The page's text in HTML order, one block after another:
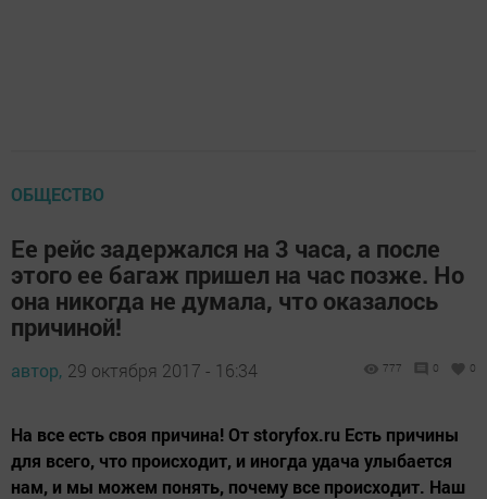
ОБЩЕСТВО
Ее рейс задержался на 3 часа, а после
этого ее багаж пришел на час позже. Но
она никогда не думала, что оказалось
причиной!
автор, 29 октября 2017 - 16:34 777 0 0
На все есть своя причина! От storyfox.ru Есть причины
для всего, что происходит, и иногда удача улыбается
нам, и мы можем понять, почему все происходит. Наш